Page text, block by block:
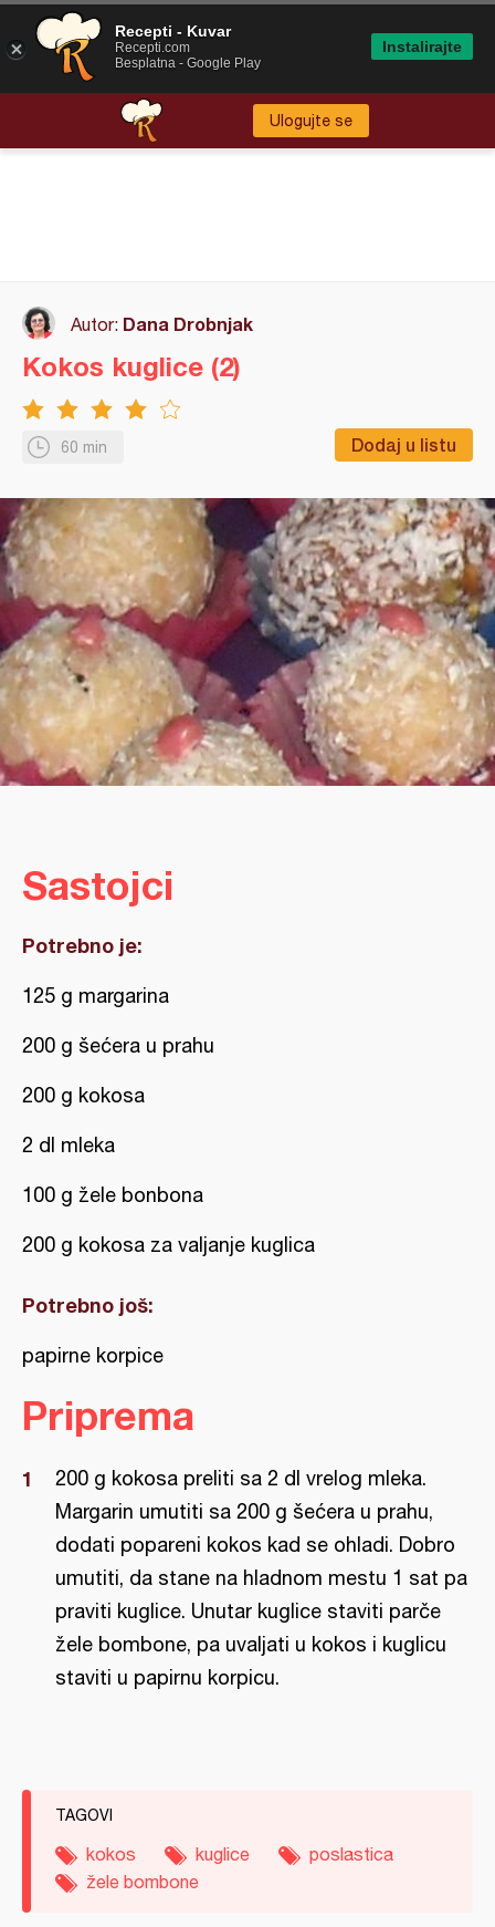
Ulogujte se
Autor: Dana Drobnjak
60 min Dodaj u listu
Kokos kuglice (2)
Sastojci
Potrebno je:
125 g margarina
200 g šećera u prahu
200 g kokosa
2 dl mleka
100 g žele bonbona
200 g kokosa za valjanje kuglica
Potrebno još:
papirne korpice
Priprema
200 g kokosa preliti sa 2 dl vrelog mleka.
Margarin umutiti sa 200 g šećera u prahu,
dodati popareni kokos kad se ohladi. Dobro
umutiti, da stane na hladnom mestu 1 sat pa
praviti kuglice. Unutar kuglice staviti parče
žele bombone, pa uvaljati u kokos i kuglicu
staviti u papirnu korpicu.
TAGOVI
kokos kuglice
poslastica
žele bombone
Recepti - Kuvar
Recepti.com
Besplatna - Google Play
Instalirajte